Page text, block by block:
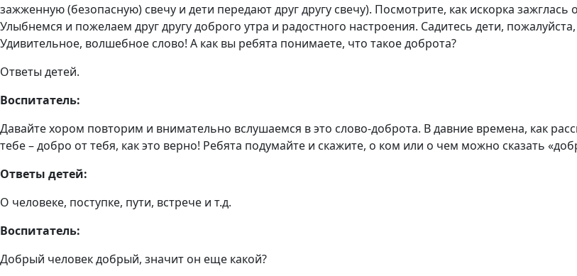
зажженную (безопасную) свечу и дети передают друг другу свечу). Посмотрите, как искорка
Улыбнемся и пожелаем друг другу доброго утра и радостного настроения. Садитесь дети,
Удивительное, волшебное слово! А как вы ребята понимаете, что такое доброта?
Ответы детей.
Воспитатель:
Давайте хором повторим и внимательно вслушаемся в это слово-доброта. В давние времена, как
тебе – добро от тебя, как это верно! Ребята подумайте и скажите, о ком или о чем можно сказать
Ответы детей:
О человеке, поступке, пути, встрече и т.д.
Воспитатель:
Добрый человек добрый, значит он еще какой?